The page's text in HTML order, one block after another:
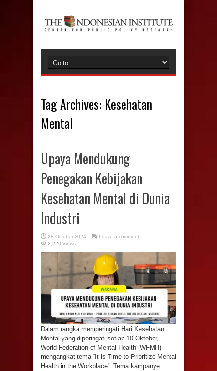
Tag Archives: Kesehatan
Mental
Upaya Mendukung
Penegakan Kebijakan
Kesehatan Mental di Dunia
Industri
28 October 2024
Leave a comment
2,220 Views
Dalam rangka memperingati Hari Kesehatan
Mental yang diperingati setiap 10 Oktober,
World Federation of Mental Health (WFMH)
mengangkat tema “It is Time to Prioritize Mental
Health in the Workplace”. Tema kampanye